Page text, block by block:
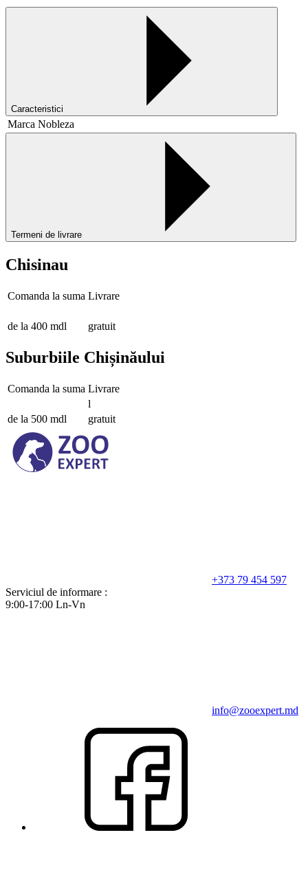
Caracteristici
Marca Nobleza
Termeni de livrare
Chisinau
Comanda la suma Livrare
de la 400 mdl gratuit
Suburbiile Chișinăului
Comanda la suma Livrare
l
de la 500 mdl
gratuit
+373 79 454 597
Serviciul de informare :
9:00-17:00 Ln-Vn
info@zooexpert.md